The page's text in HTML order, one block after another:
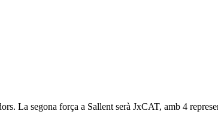
La segona força a Sallent serà JxCAT, amb 4